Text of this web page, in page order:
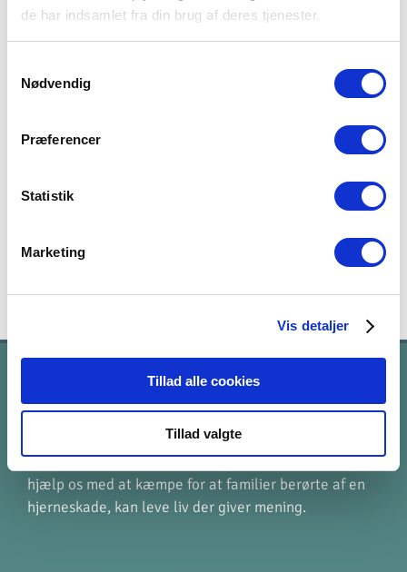
de har indsamlet fra din brug af deres tjenester.
Nødvendig
Præferencer
Statistik
Marketing
Vis detaljer
Tillad alle cookies
Tillad valgte
0,00kr.
Detaljer
LIV DER REDDES – SKAL LEVES!
Enklere synes vi ikke vi kan forklare foreningens sag.
Er du enig i udsagnet? Så støt os i vores arbejde og
hjælp os med at kæmpe for at familier berørte af en
hjerneskade, kan leve liv der giver mening.